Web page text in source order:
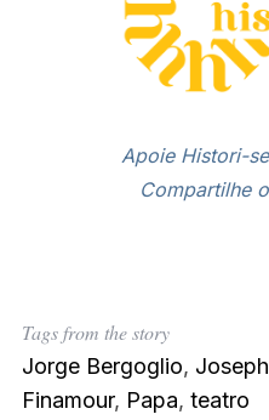
Apoie Histori-
Compartilhe
Tags from the story
Jorge Bergoglio,
Finamour, Papa, teatro